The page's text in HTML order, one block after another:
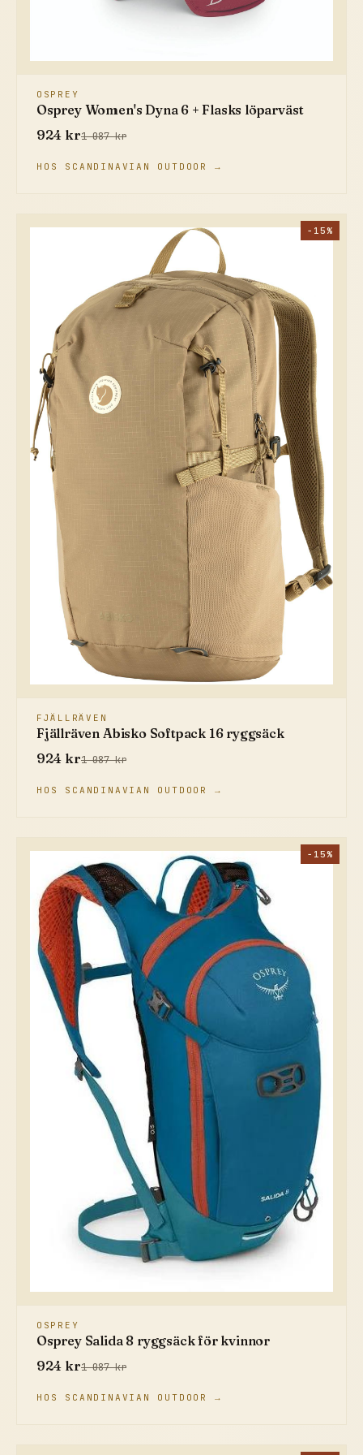
OSPREY
Osprey Women's Dyna 6 + Flasks löparväst
924 kr1 087 kr
HOS SCANDINAVIAN OUTDOOR →
−15%
FJÄLLRÄVEN
Fjällräven Abisko Softpack 16 ryggsäck
924 kr1 087 kr
HOS SCANDINAVIAN OUTDOOR →
−15%
OSPREY
Osprey Salida 8 ryggsäck för kvinnor
924 kr1 087 kr
HOS SCANDINAVIAN OUTDOOR →